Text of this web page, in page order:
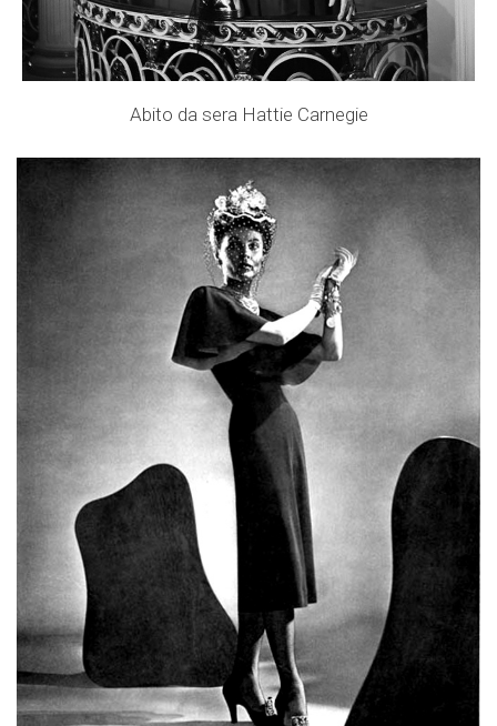
Abito da sera Hattie Carnegie